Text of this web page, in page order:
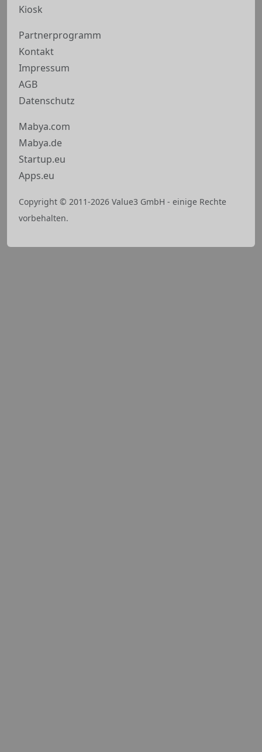
Kiosk
Partnerprogramm
Kontakt
Impressum
AGB
Datenschutz
Mabya.com
Mabya.de
Startup.eu
Apps.eu
Copyright © 2011-2026 Value3 GmbH - einige Rechte
vorbehalten.